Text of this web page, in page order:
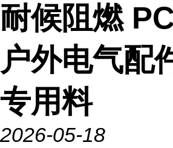
耐候阻燃
户外电气配
专用料
2026-05-18